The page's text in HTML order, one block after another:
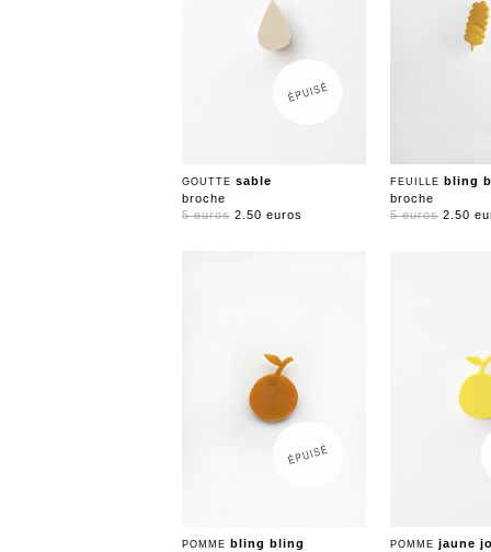
GOUTTE sable
broche
5 euros 2.50 euros
FEUILLE bling
broche
5 euros 2.50
POMME bling bling
POMME jaune